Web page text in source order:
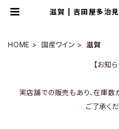
滋賀 | 吉田屋多
HOME 国産ワイン 滋賀
【お知ら
実店舗での販売もあり、在庫数
ご了承くだ